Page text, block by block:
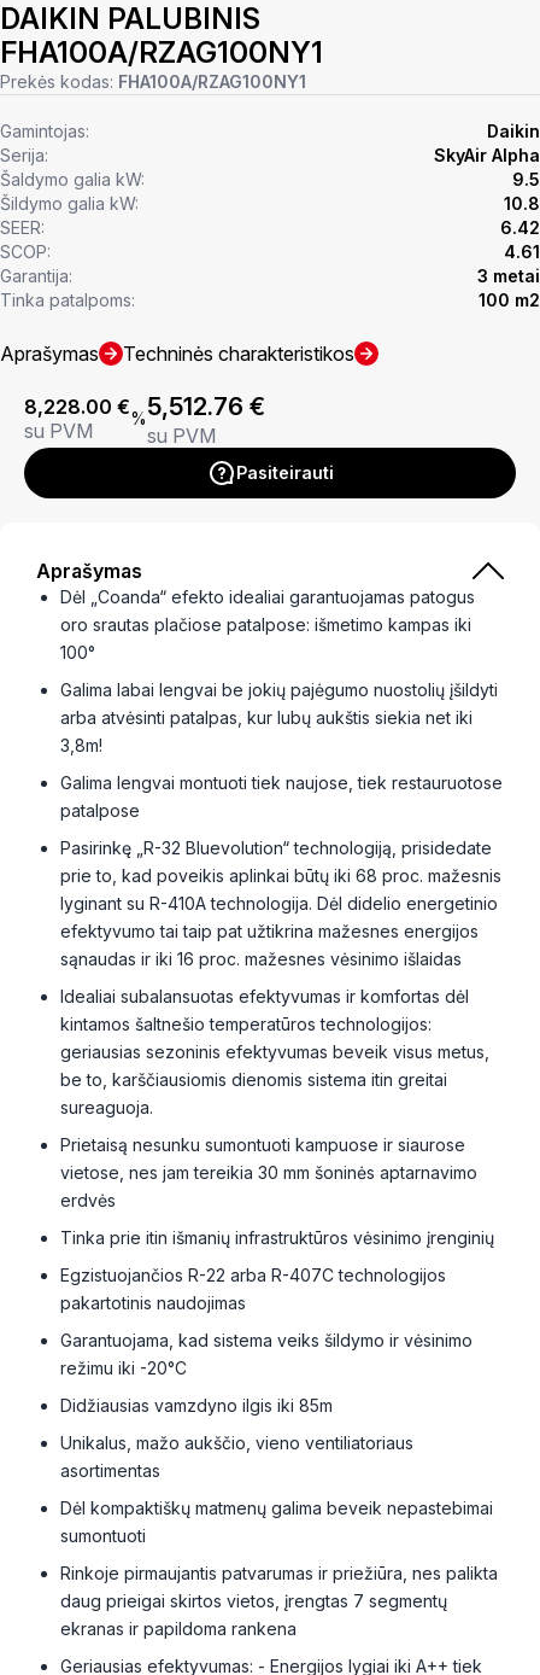
DAIKIN PALUBINIS
FHA100A/RZAG100NY1
Prekės kodas: FHA100A/RZAG100NY1
Gamintojas:
Daikin
Serija:
SkyAir Alpha
Šaldymo galia kW:
9.5
Šildymo galia kW:
10.8
SEER:
6.42
SCOP:
4.61
Garantija:
3 metai
Tinka patalpoms:
100 m2
Aprašymas Techninės charakteristikos
8,228.00 €
su PVM
%5,512.76 €
su PVM
Pasiteirauti
Aprašymas
Dėl „Coanda“ efekto idealiai garantuojamas patogus
oro srautas plačiose patalpose: išmetimo kampas iki
100°
Galima labai lengvai be jokių pajėgumo nuostolių įšildyti
arba atvėsinti patalpas, kur lubų aukštis siekia net iki
3,8m!
Galima lengvai montuoti tiek naujose, tiek restauruotose
patalpose
Pasirinkę „R-32 Bluevolution“ technologiją, prisidedate
prie to, kad poveikis aplinkai būtų iki 68 proc. mažesnis
lyginant su R-410A technologija. Dėl didelio energetinio
efektyvumo tai taip pat užtikrina mažesnes energijos
sąnaudas ir iki 16 proc. mažesnes vėsinimo išlaidas
Idealiai subalansuotas efektyvumas ir komfortas dėl
kintamos šaltnešio temperatūros technologijos:
geriausias sezoninis efektyvumas beveik visus metus,
be to, karščiausiomis dienomis sistema itin greitai
sureaguoja.
Prietaisą nesunku sumontuoti kampuose ir siaurose
vietose, nes jam tereikia 30 mm šoninės aptarnavimo
erdvės
Tinka prie itin išmanių infrastruktūros vėsinimo įrenginių
Egzistuojančios R-22 arba R-407C technologijos
pakartotinis naudojimas
Garantuojama, kad sistema veiks šildymo ir vėsinimo
režimu iki -20°C
Didžiausias vamzdyno ilgis iki 85m
Unikalus, mažo aukščio, vieno ventiliatoriaus
asortimentas
Dėl kompaktiškų matmenų galima beveik nepastebimai
sumontuoti
Rinkoje pirmaujantis patvarumas ir priežiūra, nes palikta
daug prieigai skirtos vietos, įrengtas 7 segmentų
ekranas ir papildoma rankena
Geriausias efektyvumas: - Energijos lygiai iki A++ tiek